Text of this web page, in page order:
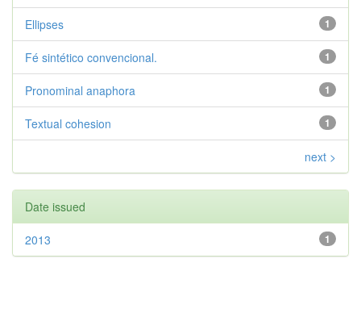
1
Ellipses
1
Fé sintético convencional.
1
Pronominal anaphora
1
Textual cohesion
next >
Date issued
1
2013